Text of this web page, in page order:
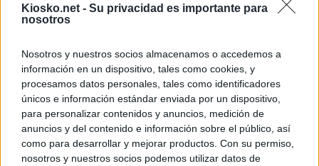
Kiosko.net - Su privacidad es importante para
nosotros
Nosotros y nuestros socios almacenamos o accedemos a
información en un dispositivo, tales como cookies, y
procesamos datos personales, tales como identificadores
únicos e información estándar enviada por un dispositivo,
para personalizar contenidos y anuncios, medición de
anuncios y del contenido e información sobre el público, así
como para desarrollar y mejorar productos. Con su permiso,
nosotros y nuestros socios podemos utilizar datos de